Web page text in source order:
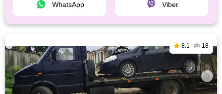
WhatsApp Viber
8.1 18